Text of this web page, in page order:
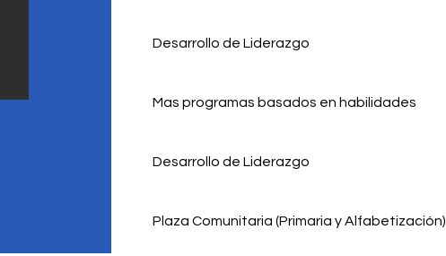
Desarrollo de Liderazgo
Mas programas basados en habilidades
Desarrollo de Liderazgo
Plaza Comunitaria (Primaria y Alfabetización)